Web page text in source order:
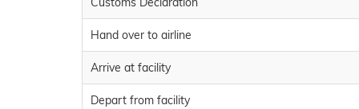
Hand over to airline
Arrive at facility
Depart from facility